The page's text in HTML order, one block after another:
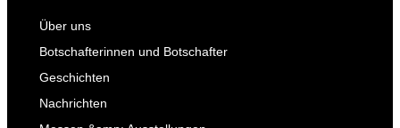
Über uns
Botschafterinnen und Botschafter
Geschichten
Nachrichten